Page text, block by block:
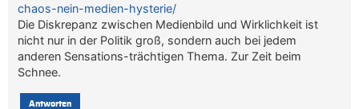
chaos-nein-medien-hysterie/
Die Diskrepanz zwischen Medienbild und Wirklichkeit ist
nicht nur in der Politik groß, sondern auch bei jedem
anderen Sensations-trächtigen Thema. Zur Zeit beim
Schnee.
Antworten